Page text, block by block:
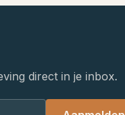
direct in je inbox.